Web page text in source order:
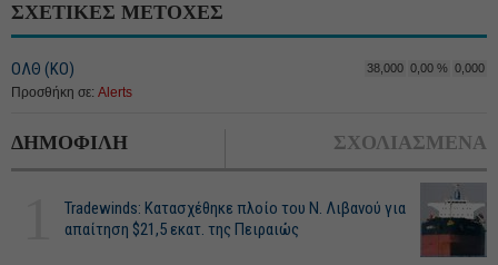
ΣΧΕΤΙΚΕΣ ΜΕΤΟΧΕΣ
ΟΛΘ (ΚΟ) 38,000 0,00 % 0,000
Προσθήκη σε: Alerts
ΔΗΜΟΦΙΛΗ ΣΧΟΛΙΑΣΜΕΝΑ
Tradewinds: Κατασχέθηκε πλοίο του Ν. Λιβανού για
απαίτηση $21,5 εκατ. της Πειραιώς